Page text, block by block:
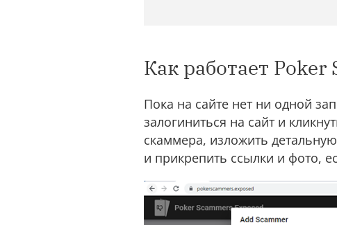
Как работает
Пока на сайте нет ни одной
залогиниться на сайт и
скаммера, изложить
и прикрепить ссылки и фото,